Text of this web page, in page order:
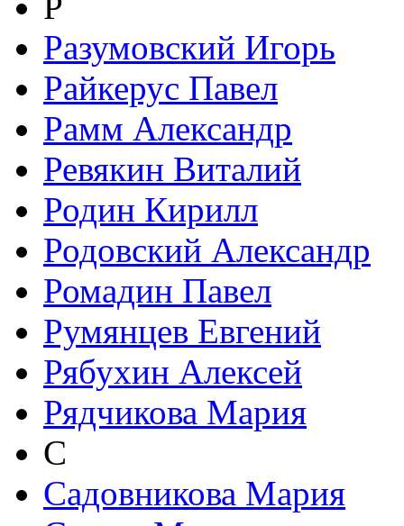
Разумовский Игорь
Райкерус Павел
Рамм Александр
Ревякин Виталий
Родин Кирилл
Родовский Александр
Ромадин Павел
Румянцев Евгений
Рябухин Алексей
Рядчикова Мария
С
Садовникова Мария